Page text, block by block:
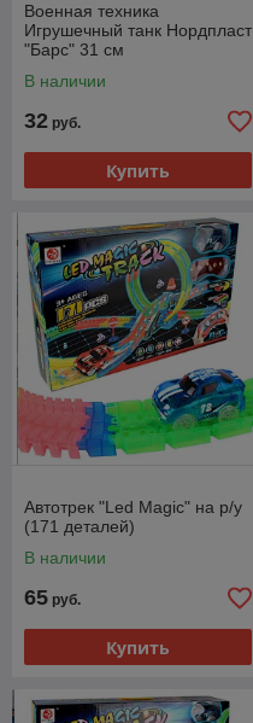
Военная техника
Игрушечный танк Нордпласт
"Барс" 31 см
В наличии
32 руб.
Купить
Автотрек "Led Magic" на р/у
(171 деталей)
В наличии
65 руб.
Купить